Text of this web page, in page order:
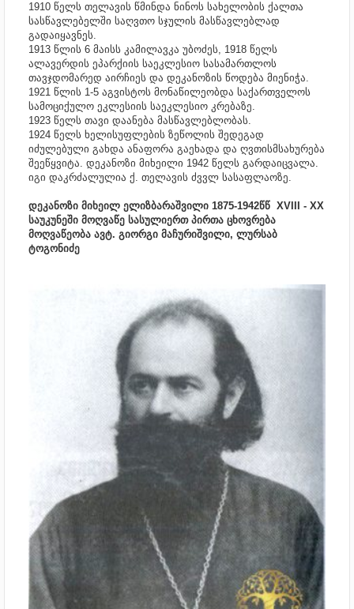
1910 წელს თელავის წმინდა ნინოს სახელობის ქალთა
სასწავლებელში საღვთო სჯულის მასწავლებლად
გადაიყავნეს.
1913 წლის 6 მაისს კამილავკა უბოძეს, 1918 წელს
ალავერდის ეპარქიის საეკლესიო სასამართლოს
თავჯდომარედ აირჩიეს და დეკანოზის წოდება მიენიჭა.
1921 წლის 1-5 აგვისტოს მონაწილეობდა საქართველოს
სამოციქულო ეკლესიის საეკლესიო კრებაზე.
1923 წელს თავი დაანება მასწავლებლობას.
1924 წელს ხელისუფლების ზეწოლის შედეგად
იძულებული გახდა ანაფორა გაეხადა და ღვთისმსახურება
შეეწყვიტა. დეკანოზი მიხეილი 1942 წელს გარდაიცვალა.
იგი დაკრძალულია ქ. თელავის ძვვლ სასაფლაოზე.
დეკანოზი მიხეილ ელიზბარაშვილი 1875-1942წწ XVIII - XX
საუკუნეში მოღვაწე სასულიერთ პირთა ცხოვრება
მოღვაწეობა ავტ. გიორგი მაჩურიშვილი, ლურსაბ
ტოგონიძე